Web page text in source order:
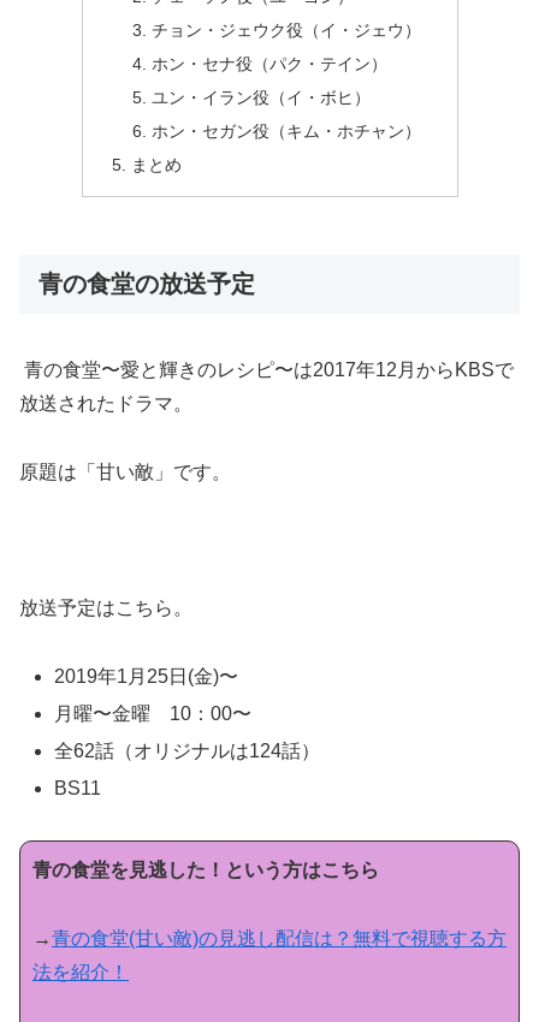
チョン・ジェウク役（イ・ジェウ）
ホン・セナ役（パク・テイン）
ユン・イラン役（イ・ボヒ）
ホン・セガン役（キム・ホチャン）
まとめ
青の食堂の放送予定
青の食堂〜愛と輝きのレシピ〜は2017年12月からKBSで
放送されたドラマ。
原題は「甘い敵」です。
放送予定はこちら。
2019年1月25日(金)〜
月曜〜金曜 10：00〜
全62話（オリジナルは124話）
BS11
青の食堂を見逃した！という方はこちら
→青の食堂(甘い敵)の見逃し配信は？無料で視聴する方
法を紹介！